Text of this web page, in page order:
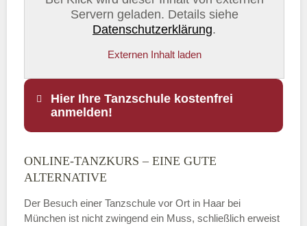
Servern geladen. Details siehe
Datenschutzerklärung.
Externen Inhalt laden
Hier Ihre Tanzschule kostenfrei
anmelden!
Name
ONLINE-TANZKURS – EINE GUTE
ALTERNATIVE
Der Besuch einer Tanzschule vor Ort in Haar bei
München ist nicht zwingend ein Muss, schließlich erweist